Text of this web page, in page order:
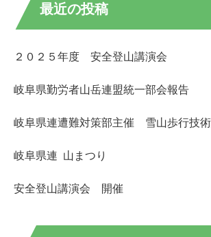
最近の投稿
２０２５年度 安全登山講演会
岐阜県勤労者山岳連盟統一部会報告
岐阜県連遭難対策部主催 雪山歩行技
岐阜県連 山まつり
安全登山講演会 開催